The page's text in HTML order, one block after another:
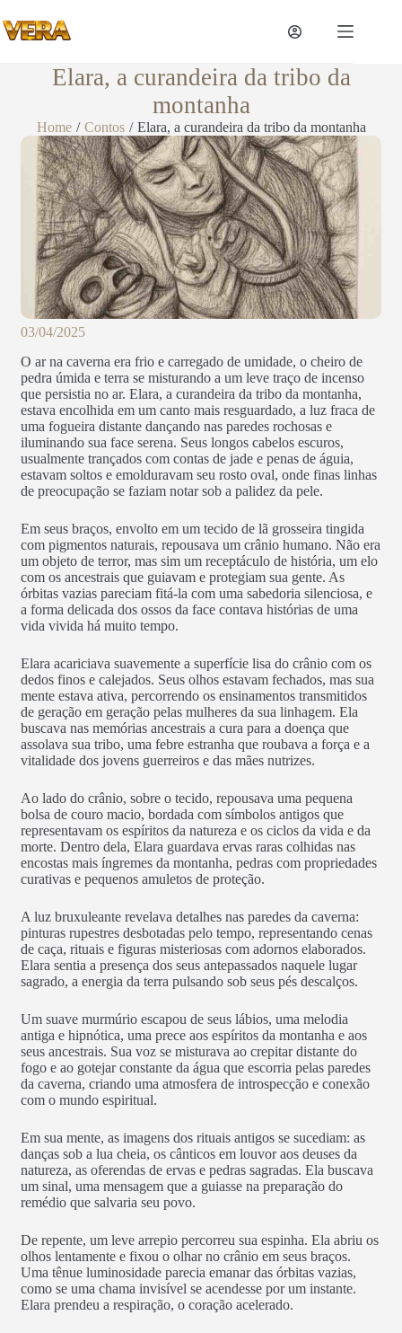
Elara, a curandeira da tribo da
montanha
Home / Contos / Elara, a curandeira da tribo da montanha
03/04/2025
O ar na caverna era frio e carregado de umidade, o cheiro de
pedra úmida e terra se misturando a um leve traço de incenso
que persistia no ar. Elara, a curandeira da tribo da montanha,
estava encolhida em um canto mais resguardado, a luz fraca de
uma fogueira distante dançando nas paredes rochosas e
iluminando sua face serena. Seus longos cabelos escuros,
usualmente trançados com contas de jade e penas de águia,
estavam soltos e emolduravam seu rosto oval, onde finas linhas
de preocupação se faziam notar sob a palidez da pele.
Em seus braços, envolto em um tecido de lã grosseira tingida
com pigmentos naturais, repousava um crânio humano. Não era
um objeto de terror, mas sim um receptáculo de história, um elo
com os ancestrais que guiavam e protegiam sua gente. As
órbitas vazias pareciam fitá-la com uma sabedoria silenciosa, e
a forma delicada dos ossos da face contava histórias de uma
vida vivida há muito tempo.
Elara acariciava suavemente a superfície lisa do crânio com os
dedos finos e calejados. Seus olhos estavam fechados, mas sua
mente estava ativa, percorrendo os ensinamentos transmitidos
de geração em geração pelas mulheres da sua linhagem. Ela
buscava nas memórias ancestrais a cura para a doença que
assolava sua tribo, uma febre estranha que roubava a força e a
vitalidade dos jovens guerreiros e das mães nutrizes.
Ao lado do crânio, sobre o tecido, repousava uma pequena
bolsa de couro macio, bordada com símbolos antigos que
representavam os espíritos da natureza e os ciclos da vida e da
morte. Dentro dela, Elara guardava ervas raras colhidas nas
encostas mais íngremes da montanha, pedras com propriedades
curativas e pequenos amuletos de proteção.
A luz bruxuleante revelava detalhes nas paredes da caverna:
pinturas rupestres desbotadas pelo tempo, representando cenas
de caça, rituais e figuras misteriosas com adornos elaborados.
Elara sentia a presença dos seus antepassados naquele lugar
sagrado, a energia da terra pulsando sob seus pés descalços.
Um suave murmúrio escapou de seus lábios, uma melodia
antiga e hipnótica, uma prece aos espíritos da montanha e aos
seus ancestrais. Sua voz se misturava ao crepitar distante do
fogo e ao gotejar constante da água que escorria pelas paredes
da caverna, criando uma atmosfera de introspecção e conexão
com o mundo espiritual.
Em sua mente, as imagens dos rituais antigos se sucediam: as
danças sob a lua cheia, os cânticos em louvor aos deuses da
natureza, as oferendas de ervas e pedras sagradas. Ela buscava
um sinal, uma mensagem que a guiasse na preparação do
remédio que salvaria seu povo.
De repente, um leve arrepio percorreu sua espinha. Ela abriu os
olhos lentamente e fixou o olhar no crânio em seus braços.
Uma tênue luminosidade parecia emanar das órbitas vazias,
como se uma chama invisível se acendesse por um instante.
Elara prendeu a respiração, o coração acelerado.